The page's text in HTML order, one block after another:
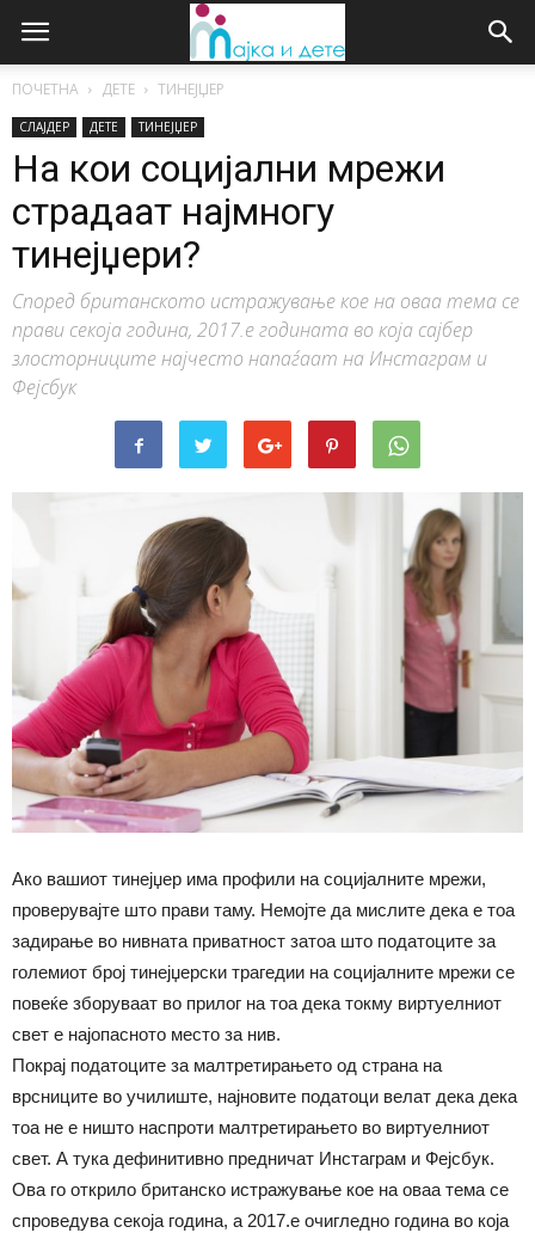
ПОЧЕТНА ДЕТЕ ТИНЕЈЏЕР
СЛАЈДЕР ДЕТЕ ТИНЕЈЏЕР
На кои социјални мрежи
страдаат најмногу
тинејџери?
Според британското истражување кое на оваа тема се
прави секоја година, 2017.е годината во која сајбер
злосторниците најчесто напаѓаат на Инстаграм и
Фејсбук
Ако вашиот тинејџер има профили на социјалните мрежи,
проверувајте што прави таму. Немојте да мислите дека е тоа
задирање во нивната приватност затоа што податоците за
големиот број тинејџерски трагедии на социјалните мрежи се
повеќе зборуваат во прилог на тоа дека токму виртуелниот
свет е најопасното место за нив.
Покрај податоците за малтретирањето од страна на
врсниците во училиште, најновите податоци велат дека дека
тоа не е ништо наспроти малтретирањето во виртуелниот
свет. А тука дефинитивно предничат Инстаграм и Фејсбук.
Ова го открило британско истражување кое на оваа тема се
спроведува секоја година, а 2017.е очигледно година во која